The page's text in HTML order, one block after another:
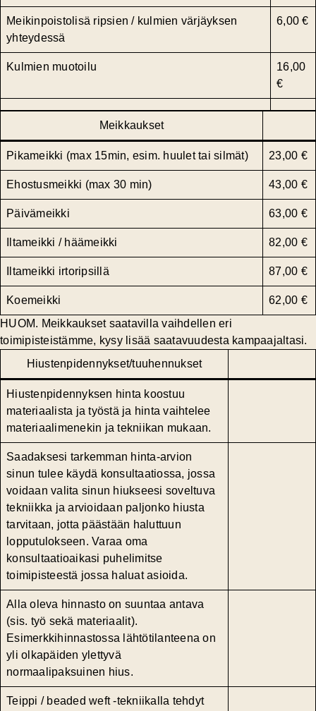
Meikinpoistolisä ripsien / kulmien värjäyksen
yhteydessä
6,00 €
Kulmien muotoilu
16,00
€
Meikkaukset
Pikameikki (max 15min, esim. huulet tai silmät) 23,00 €
Ehostusmeikki (max 30 min) 43,00 €
Päivämeikki 63,00 €
Iltameikki / häämeikki 82,00 €
Iltameikki irtoripsillä 87,00 €
Koemeikki
62,00 €
HUOM. Meikkaukset saatavilla vaihdellen eri
toimipisteistämme, kysy lisää saatavuudesta kampaajaltasi.
Hiustenpidennykset/tuuhennukset
Hiustenpidennyksen hinta koostuu
materiaalista ja työstä ja hinta vaihtelee
materiaalimenekin ja tekniikan mukaan.
Saadaksesi tarkemman hinta-arvion
sinun tulee käydä konsultaatiossa, jossa
voidaan valita sinun hiukseesi soveltuva
tekniikka ja arvioidaan paljonko hiusta
tarvitaan, jotta päästään haluttuun
lopputulokseen. Varaa oma
konsultaatioaikasi puhelimitse
toimipisteestä jossa haluat asioida.
Alla oleva hinnasto on suuntaa antava
(sis. työ sekä materiaalit).
Esimerkkihinnastossa lähtötilanteena on
yli olkapäiden ylettyvä
normaalipaksuinen hius.
Teippi / beaded weft -tekniikalla tehdyt